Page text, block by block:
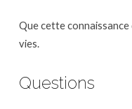
Que cette
vies.
Questions